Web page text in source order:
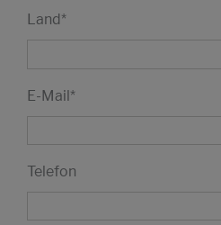
Land*
E-Mail*
Telefon